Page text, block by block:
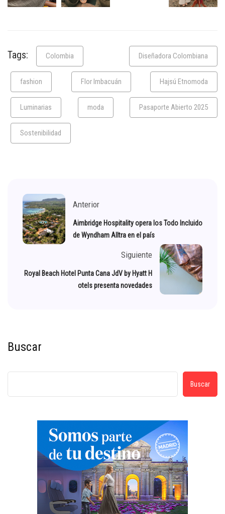
Tags: Colombia Diseñadora Colombiana
fashion Flor Imbacuán Hajsú Etnomoda
Luminarias moda Pasaporte Abierto 2025
Sostenibilidad
Anterior
Aimbridge Hospitality opera los Todo Incluido
de Wyndham Alltra en el país
Siguiente
Royal Beach Hotel Punta Cana JdV by Hyatt H
otels presenta novedades
Buscar
Buscar